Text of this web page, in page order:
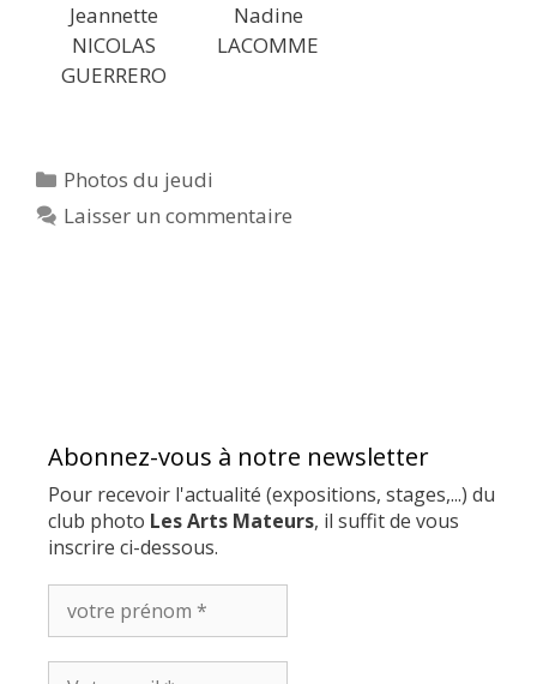
Jeannette
NICOLAS
GUERRERO
Nadine
LACOMME
Catégories
Photos du jeudi
Laisser un commentaire
Abonnez-vous à notre newsletter
Pour recevoir l'actualité (expositions, stages,...) du
club photo Les Arts Mateurs, il suffit de vous
inscrire ci-dessous.
prénom